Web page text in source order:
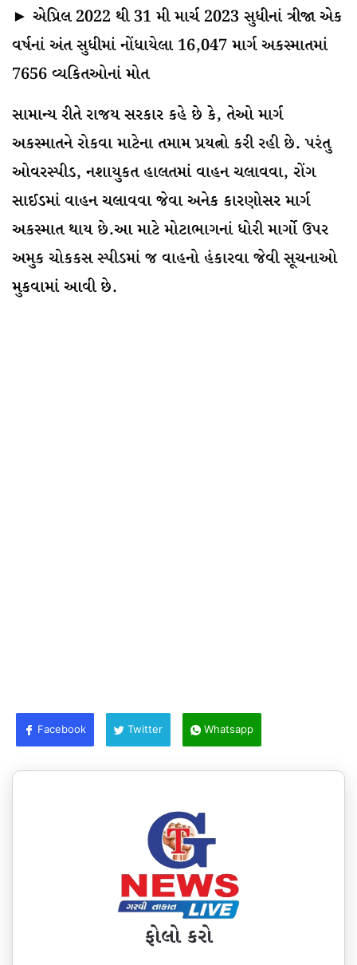
► એપ્રિલ 2022 થી 31 મી માર્ચ 2023 સુધીનાં ત્રીજા એક
વર્ષનાં અંત સુધીમાં નોંધાયેલા 16,047 માર્ગ અકસ્માતમાં
7656 વ્યકિતઓનાં મોત
સામાન્ય રીતે રાજય સરકાર કહે છે કે, તેઓ માર્ગ
અકસ્માતને રોકવા માટેના તમામ પ્રયત્નો કરી રહી છે. પરંતુ
ઓવરસ્પીડ, નશાયુકત હાલતમાં વાહન ચલાવવા, રોંગ
સાઈડમાં વાહન ચલાવવા જેવા અનેક કારણોસર માર્ગ
અકસ્માત થાય છે.આ માટે મોટાભાગનાં ધોરી માર્ગો ઉપર
અમુક ચોકકસ સ્પીડમાં જ વાહનો હંકારવા જેવી સૂચનાઓ
મુકવામાં આવી છે.
Facebook Twitter Whatsapp
ફોલો કરો